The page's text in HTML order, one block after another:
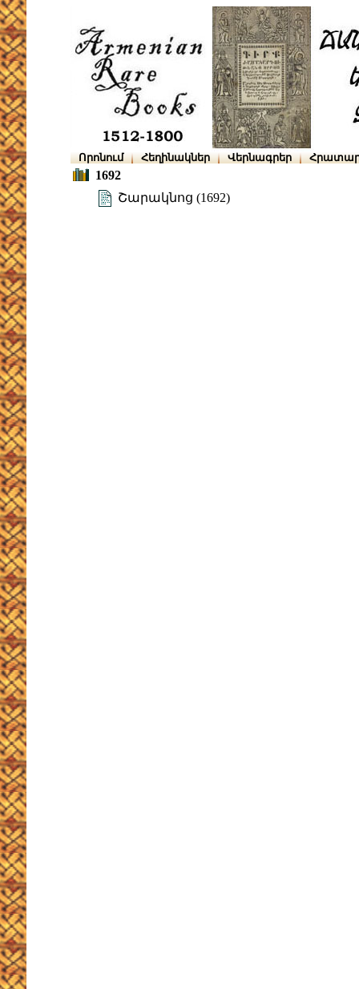
Որոնում Հեղինակներ Վերնագրեր
1692
Շարակնոց (1692)